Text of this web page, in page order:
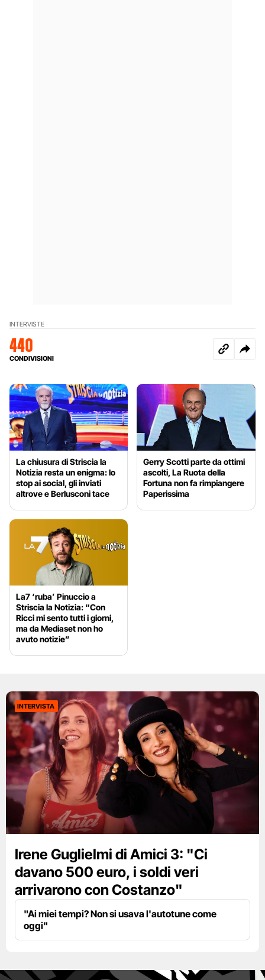
INTERVISTE
440
CONDIVISIONI
La chiusura di Striscia la
Notizia resta un enigma: lo
stop ai social, gli inviati
altrove e Berlusconi tace
Gerry Scotti parte da ottimi
ascolti, La Ruota della
Fortuna non fa rimpiangere
Paperissima
La7 ‘ruba’ Pinuccio a
Striscia la Notizia: “Con
Ricci mi sento tutti i giorni,
ma da Mediaset non ho
avuto notizie”
INTERVISTA
Irene Guglielmi di Amici 3: "Ci
davano 500 euro, i soldi veri
arrivarono con Costanzo"
"Ai miei tempi? Non si usava l'autotune come
oggi"